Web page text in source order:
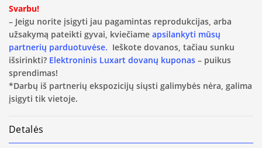
Svarbu!
– Jeigu norite įsigyti jau pagamintas reprodukcijas, arba
užsakymą pateikti gyvai, kviečiame apsilankyti mūsų
partnerių parduotuvėse. Ieškote dovanos, tačiau sunku
išsirinkti? Elektroninis Luxart dovanų kuponas – puikus
sprendimas!
*Darbų iš partnerių ekspozicijų siųsti galimybės nėra, galima
įsigyti tik vietoje.
Detalės